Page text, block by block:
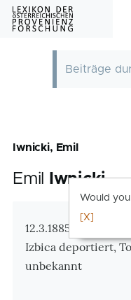
Skip to main content
Iwnicki, Emil
Emil Iwnicki
Zusatzinformationen
12.3.1885
Izbica deportiert,
unbekannt
Would
[X]